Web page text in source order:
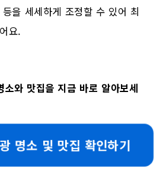
을 세세하게 조정할 수 있어 최
요.
소와 맛집을 지금 바로 알아보세
명소 및 맛집 확인하기